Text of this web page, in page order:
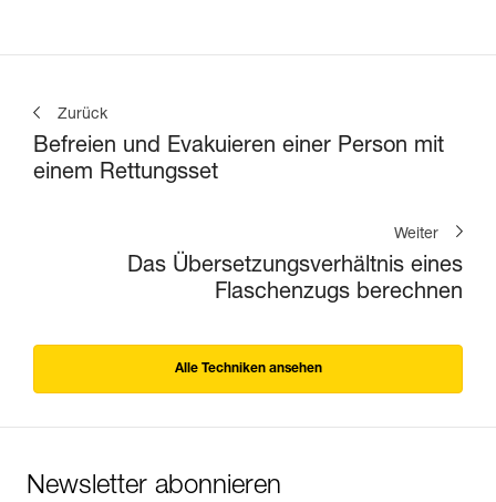
Zurück
Befreien und Evakuieren einer Person mit
einem Rettungsset
Weiter
Das Übersetzungsverhältnis eines
Flaschenzugs berechnen
Alle Techniken ansehen
Newsletter abonnieren